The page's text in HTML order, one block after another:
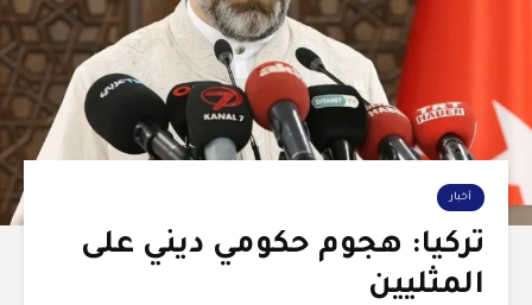
أخبار
تركيا: هجوم حكومي ديني على
المثليين